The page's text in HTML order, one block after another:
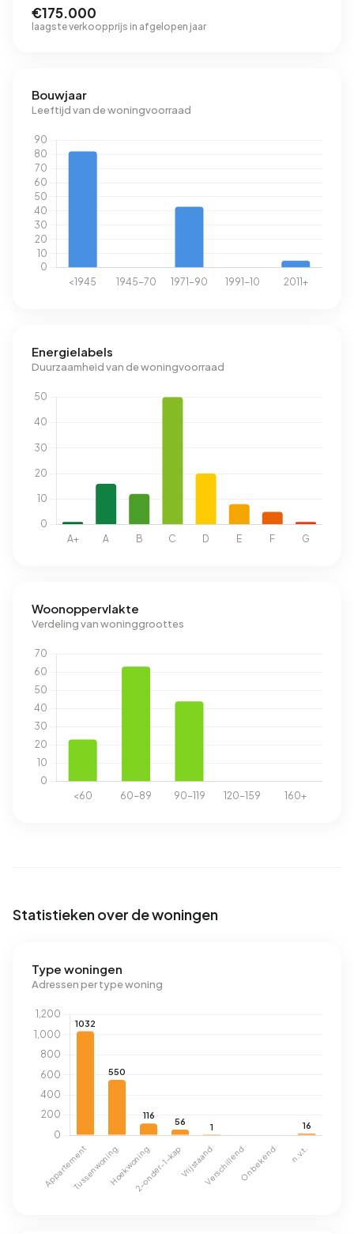
€175.000
laagste verkoopprijs in afgelopen jaar
Bouwjaar
Leeftijd van de woningvoorraad
Energielabels
Duurzaamheid van de woningvoorraad
Woonoppervlakte
Verdeling van woninggroottes
Statistieken over de woningen
Type woningen
Adressen per type woning